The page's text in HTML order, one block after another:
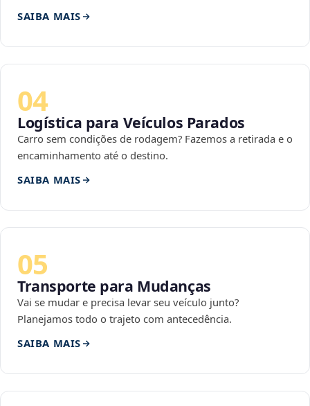
SAIBA MAIS
04
Logística para Veículos Parados
Carro sem condições de rodagem? Fazemos a retirada e o
encaminhamento até o destino.
SAIBA MAIS
05
Transporte para Mudanças
Vai se mudar e precisa levar seu veículo junto?
Planejamos todo o trajeto com antecedência.
SAIBA MAIS